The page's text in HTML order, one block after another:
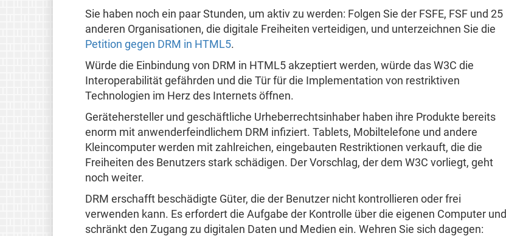
Sie haben noch ein paar Stunden, um aktiv zu werden: Folgen Sie der FSFE, FSF und 25
anderen Organisationen, die digitale Freiheiten verteidigen, und unterzeichnen Sie die
Petition gegen DRM in HTML5.
Würde die Einbindung von DRM in HTML5 akzeptiert werden, würde das W3C die
Interoperabilität gefährden und die Tür für die Implementation von restriktiven
Technologien im Herz des Internets öffnen.
Gerätehersteller und geschäftliche Urheberrechtsinhaber haben ihre Produkte bereits
enorm mit anwenderfeindlichem DRM infiziert. Tablets, Mobiltelefone und andere
Kleincomputer werden mit zahlreichen, eingebauten Restriktionen verkauft, die die
Freiheiten des Benutzers stark schädigen. Der Vorschlag, der dem W3C vorliegt, geht
noch weiter.
DRM erschafft beschädigte Güter, die der Benutzer nicht kontrollieren oder frei
verwenden kann. Es erfordert die Aufgabe der Kontrolle über die eigenen Computer und
schränkt den Zugang zu digitalen Daten und Medien ein. Wehren Sie sich dagegen: